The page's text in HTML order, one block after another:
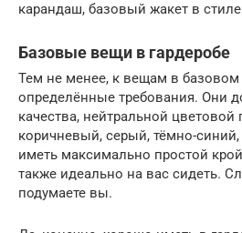
карандаш, базовый жакет в стиле
Базовые вещи в гардеробе
Тем не менее, к вещам в базовом
определённые требования. Они
качества, нейтральной
коричневый, серый, тёмно-
иметь максимально простой
также идеально на вас сидеть.
подумаете вы.